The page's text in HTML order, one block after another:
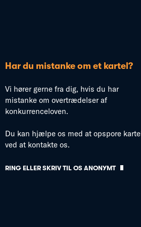
Har du mistanke om et kartel?
Vi hører gerne fra dig, hvis du har
mistanke om overtrædelser af
konkurrenceloven.
Du kan hjælpe os med at opspore
ved at kontakte os.
RING ELLER SKRIV TIL OS ANONYMT